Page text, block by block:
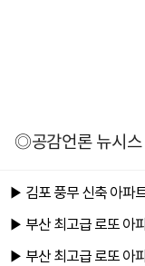
◎공감언론 뉴시스